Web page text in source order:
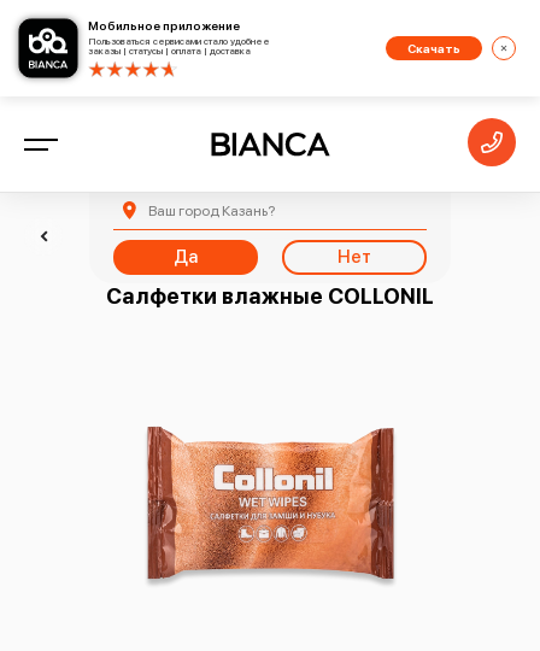
Мобильное приложение
Пользоваться сервисами стало удобнее
заказы | статусы | оплата | доставка
Скачать
Ваш город Казань?
Да Нет
Назад
Салфетки влажные COLLONIL